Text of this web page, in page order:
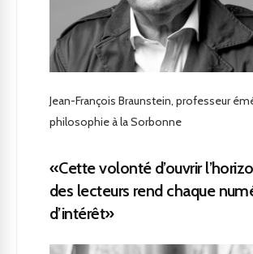
Jean-François Braunstein, professeur
philosophie à la Sorbonne
«Cette volonté d’ouvrir
des lecteurs rend chaque
d’intérêt»